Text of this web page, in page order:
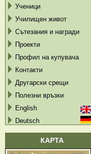
Ученици
Училищен живот
Сътезания и награди
Проекти
Профил на купувача
Контакти
Другарски срещи
Полезни връзки
English
Deutsch
КАРТА